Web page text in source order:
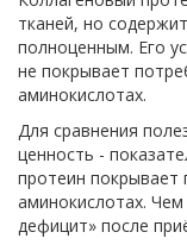
тканей, но
полноценным. Его
не покрывает
аминокислотах.
Для сравнения
ценность -
протеин покрывает
аминокислотах.
дефицит» после